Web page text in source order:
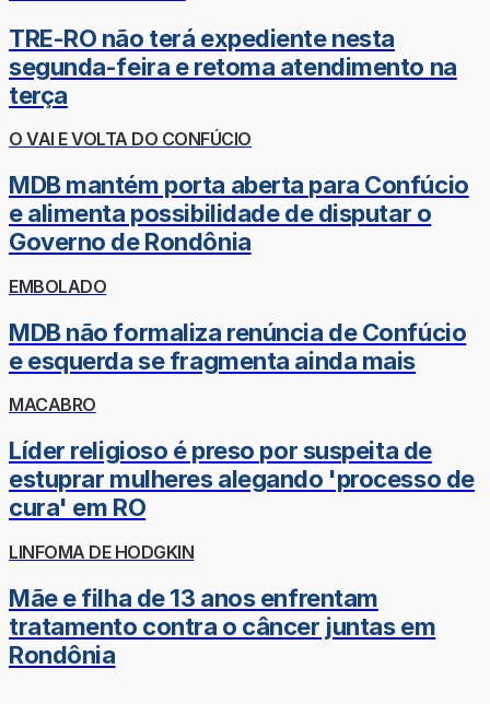
TRE-RO não terá expediente nesta
segunda-feira e retoma atendimento na
terça
O VAI E VOLTA DO CONFÚCIO
MDB mantém porta aberta para Confúcio
e alimenta possibilidade de disputar o
Governo de Rondônia
EMBOLADO
MDB não formaliza renúncia de Confúcio
e esquerda se fragmenta ainda mais
MACABRO
Líder religioso é preso por suspeita de
estuprar mulheres alegando 'processo de
cura' em RO
LINFOMA DE HODGKIN
Mãe e filha de 13 anos enfrentam
tratamento contra o câncer juntas em
Rondônia